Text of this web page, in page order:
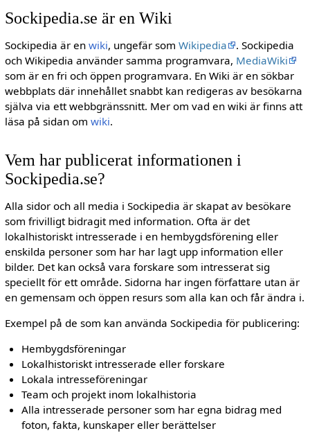
Sockipedia.se är en Wiki
Sockipedia är en wiki, ungefär som Wikipedia
. Sockipedia
och Wikipedia använder samma programvara, MediaWiki
som är en fri och öppen programvara. En Wiki är en sökbar
webbplats där innehållet snabbt kan redigeras av besökarna
själva via ett webbgränssnitt. Mer om vad en wiki är finns att
läsa på sidan om wiki.
Vem har publicerat informationen i
Sockipedia.se?
Alla sidor och all media i Sockipedia är skapat av besökare
som frivilligt bidragit med information. Ofta är det
lokalhistoriskt intresserade i en hembygdsförening eller
enskilda personer som har har lagt upp information eller
bilder. Det kan också vara forskare som intresserat sig
speciellt för ett område. Sidorna har ingen författare utan är
en gemensam och öppen resurs som alla kan och får ändra i.
Exempel på de som kan använda Sockipedia för publicering:
Hembygdsföreningar
Lokalhistoriskt intresserade eller forskare
Lokala intresseföreningar
Team och projekt inom lokalhistoria
Alla intresserade personer som har egna bidrag med
foton, fakta, kunskaper eller berättelser